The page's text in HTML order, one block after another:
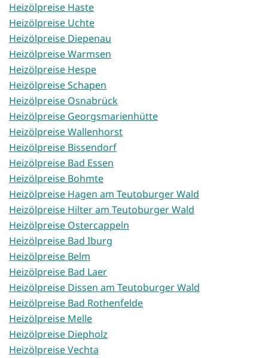
Heizölpreise Haste
Heizölpreise Uchte
Heizölpreise Diepenau
Heizölpreise Warmsen
Heizölpreise Hespe
Heizölpreise Schapen
Heizölpreise Osnabrück
Heizölpreise Georgsmarienhütte
Heizölpreise Wallenhorst
Heizölpreise Bissendorf
Heizölpreise Bad Essen
Heizölpreise Bohmte
Heizölpreise Hagen am Teutoburger Wald
Heizölpreise Hilter am Teutoburger Wald
Heizölpreise Ostercappeln
Heizölpreise Bad Iburg
Heizölpreise Belm
Heizölpreise Bad Laer
Heizölpreise Dissen am Teutoburger Wald
Heizölpreise Bad Rothenfelde
Heizölpreise Melle
Heizölpreise Diepholz
Heizölpreise Vechta